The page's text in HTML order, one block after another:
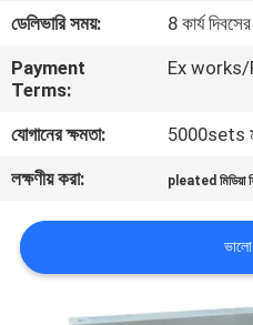
আমাদের
সাথে
যোগাযোগ
খবর
মামলা
ডেলিভারি সময়:
8 কার্য দিবসের
Payment
Terms:
Ex works/
যোগানের ক্ষমতা:
5000sets
লক্ষণীয় করা:
pleated মিডিয়া